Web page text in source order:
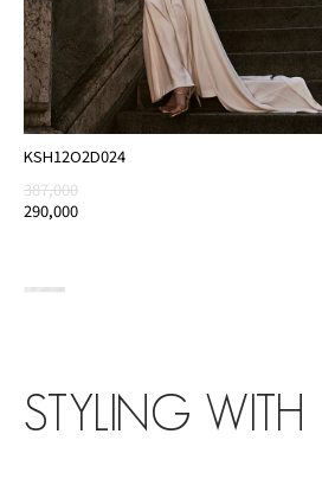
KSH12O2D024
387,000
290,000
STYLING WITH